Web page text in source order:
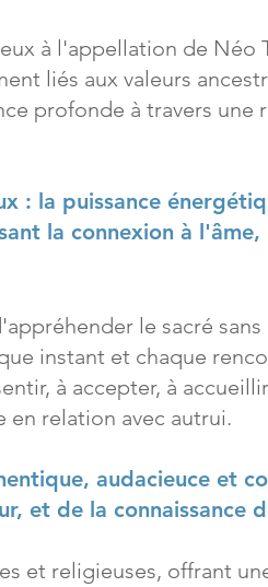
à l'appellation de Néo
liés aux valeurs
profonde à travers une
: la puissance
la connexion à l'âme,
le sacré
instant et chaque
à accepter, à
en relation avec autrui.
audacieuce et
et de la connaissance
et religieuses, offrant